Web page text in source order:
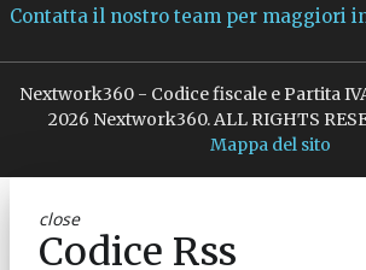
Contatta il nostro team per maggiori
Nextwork360 - Codice fiscale e Partita
2026 Nextwork360. ALL RIGHTS
Mappa del sito
close
Codice Rss